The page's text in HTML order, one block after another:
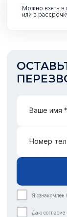
Можно взять в
или в
Ваше имя *
Номер
Я ознакомлен
Даю согласие